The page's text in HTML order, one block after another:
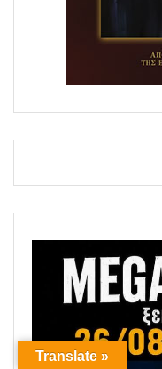
Translate »